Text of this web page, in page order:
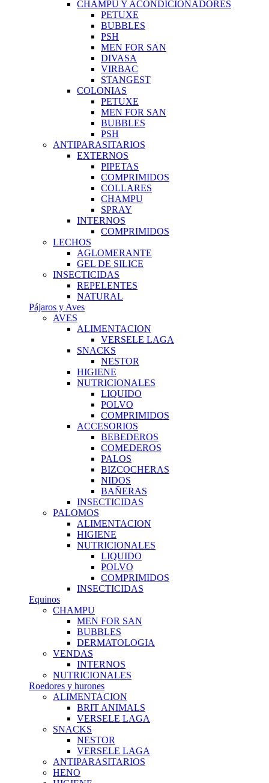
CHAMPU Y ACONDICIONADORES
PETUXE
BUBBLES
PSH
MEN FOR SAN
DIVASA
VIRBAC
STANGEST
COLONIAS
PETUXE
MEN FOR SAN
BUBBLES
PSH
ANTIPARASITARIOS
EXTERNOS
PIPETAS
COMPRIMIDOS
COLLARES
CHAMPU
SPRAY
INTERNOS
COMPRIMIDOS
LECHOS
AGLOMERANTE
GEL DE SILICE
INSECTICIDAS
REPELENTES
NATURAL
Pájaros y Aves
AVES
ALIMENTACION
VERSELE LAGA
SNACKS
NESTOR
HIGIENE
NUTRICIONALES
LIQUIDO
POLVO
COMPRIMIDOS
ACCESORIOS
BEBEDEROS
COMEDEROS
PALOS
BIZCOCHERAS
NIDOS
BAÑERAS
INSECTICIDAS
PALOMOS
ALIMENTACION
HIGIENE
NUTRICIONALES
LIQUIDO
POLVO
COMPRIMIDOS
INSECTICIDAS
Equinos
CHAMPU
MEN FOR SAN
BUBBLES
DERMATOLOGIA
VENDAS
INTERNOS
NUTRICIONALES
Roedores y hurones
ALIMENTACION
BRIT ANIMALS
VERSELE LAGA
SNACKS
NESTOR
VERSELE LAGA
ANTIPARASITARIOS
HENO